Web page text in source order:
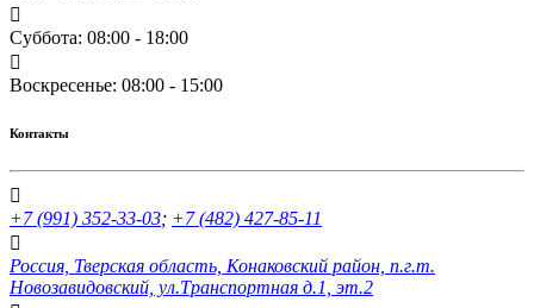
Суббота: 08:00 - 18:00
Воскресенье: 08:00 - 15:00
Контакты
+7 (991) 352-33-03; +7 (482) 427-85-11
Россия, Тверская область, Конаковский район, п.г.т.
Новозавидовский, ул.Транспортная д.1, эт.2